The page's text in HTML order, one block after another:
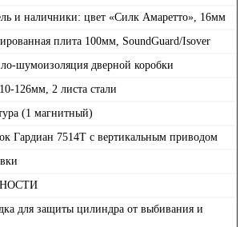
и наличники: цвет «Силк Амаретто», 16мм
плита 100мм, SoundGuard/Isover
шумоизоляция дверной коробки
126мм, 2 листа стали
(1 магнитный)
Гардиан 7514Т с вертикальным приводом
для защиты цилиндра от выбивания и